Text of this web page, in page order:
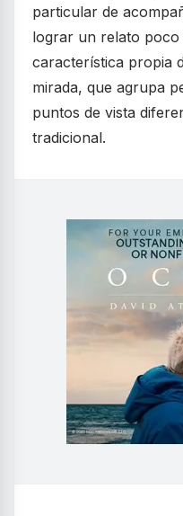
particular de
lograr un relato
característica propia
mirada, que agrupa
puntos de vista
tradicional.